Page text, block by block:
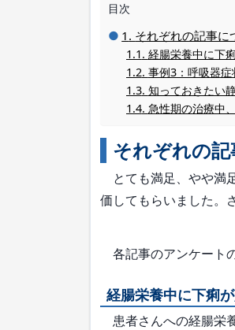
目次
それぞれの記事に
経腸栄養中に下
事例3：呼吸器
知っておきたい
急性期の治療中
それぞれの
とても満足、やや満
価してもらいました。
各記事のアンケート
経腸栄養中に下痢
患者さんへの経腸栄